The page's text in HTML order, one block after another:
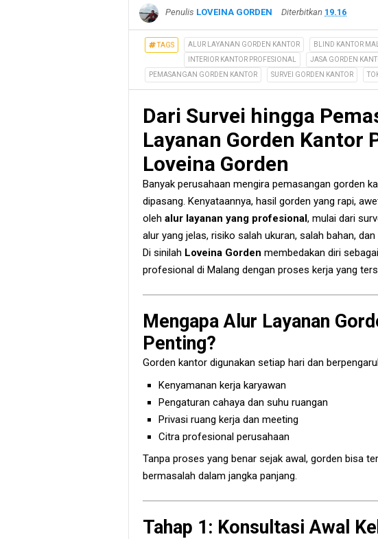
Penulis LOVEINA GORDEN Diterbitkan 19.16
TAGS ALUR LAYANAN GORDEN KANTOR BLIND KANTOR
INTERIOR KANTOR PROFESIONAL
JASA GORDEN
PEMASANGAN GORDEN KANTOR
SURVEI GORDEN KANTOR
Dari Survei hingga
Layanan Gorden Kantor
Loveina Gorden
Banyak perusahaan mengira pemasangan gorden
dipasang. Kenyataannya, hasil gorden yang rapi,
oleh alur layanan yang profesional, mulai dari
alur yang jelas, risiko salah ukuran, salah bahan,
Di sinilah Loveina Gorden membedakan diri
profesional di Malang dengan proses kerja yang
Mengapa Alur Layanan
Penting?
Gorden kantor digunakan setiap hari dan
Kenyamanan kerja karyawan
Pengaturan cahaya dan suhu ruangan
Privasi ruang kerja dan meeting
Citra profesional perusahaan
Tanpa proses yang benar sejak awal, gorden bisa
bermasalah dalam jangka panjang.
Tahap 1: Konsultasi Awal